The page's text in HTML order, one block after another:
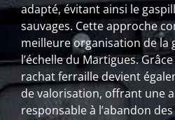
adapté, évitant ainsi le
sauvages. Cette approche
meilleure organisation de la
l’échelle du Martigues.
rachat ferraille devient
de valorisation, offrant une
responsable à l’abandon